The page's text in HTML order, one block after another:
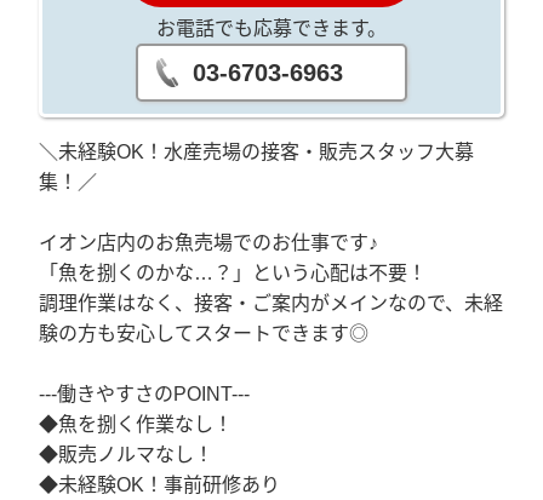
お電話でも応募できます。
03-6703-6963
＼未経験OK！水産売場の接客・販売スタッフ大募
集！／
イオン店内のお魚売場でのお仕事です♪
「魚を捌くのかな…？」という心配は不要！
調理作業はなく、接客・ご案内がメインなので、未経
験の方も安心してスタートできます◎
---働きやすさのPOINT---
◆魚を捌く作業なし！
◆販売ノルマなし！
◆未経験OK！事前研修あり